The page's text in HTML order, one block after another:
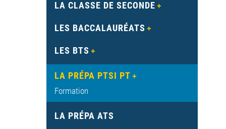
LA CLASSE DE SECONDE
LES BACCALAURÉATS
LES BTS
LA PRÉPA PTSI PT
Formation
LA PRÉPA ATS